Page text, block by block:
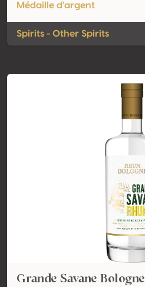
Médaille d'argent
Spirits - Other Spirits
Grande Savane Bologne